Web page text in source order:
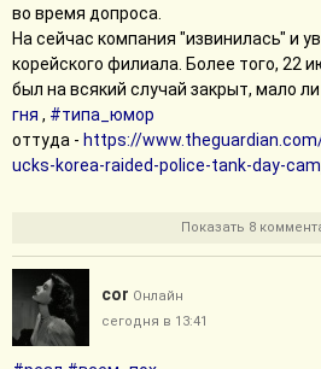
во время допроса.
На сейчас компания "извинилась" и
корейского филиала. Более того, 22
был на всякий случай закрыт, мало ли
гня , #типа_юмор
оттуда - https://
ucks-korea-raided-police-tank-day-
Показать 8
cor Онлайн
сегодня в 13:41